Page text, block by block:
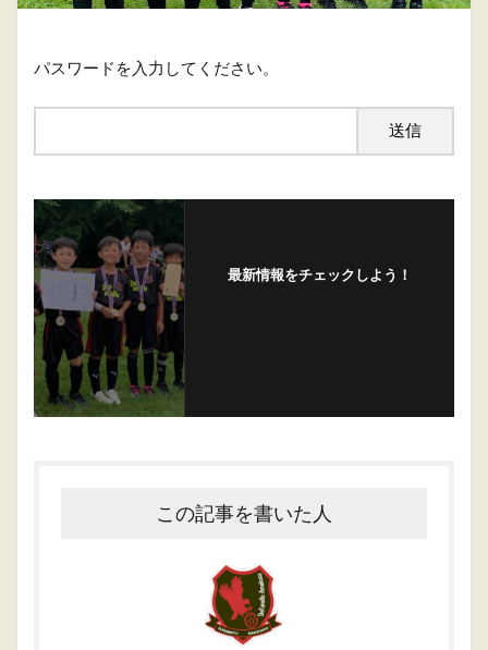
パスワードを入力してください。
最新情報をチェックしよう！
この記事を書いた人